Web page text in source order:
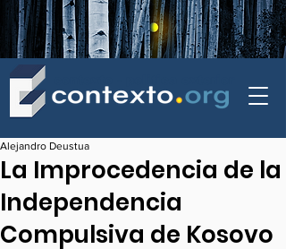
La Improcedencia de la
Independencia
Compulsiva de Kosovo
Alejandro Deustua